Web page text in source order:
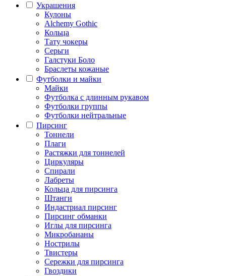
Украшения
Кулоны
Alchemy Gothic
Кольца
Тату чокеры
Серьги
Галстуки Боло
Браслеты кожаные
Футболки и майки
Майки
Футболка с длинным рукавом
Футболки группы
Футболки нейтральные
Пирсинг
Тоннели
Плаги
Растяжки для тоннелей
Циркуляры
Спирали
Лабреты
Кольца для пирсинга
Штанги
Индастриал пирсинг
Пирсинг обманки
Иглы для пирсинга
Микробананы
Нострилы
Твистеры
Сережки для пирсинга
Гвоздики